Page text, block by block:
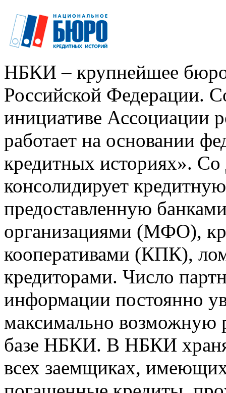
НБКИ – крупнейшее
Российской Федерации.
инициативе Ассоциации
работает на основании
кредитных историях».
консолидирует
предоставленную
организациями (МФО),
кооперативами (КПК),
кредиторами. Число
информации постоянно
максимально возможную
базе НБКИ. В НБКИ
всех заемщиках,